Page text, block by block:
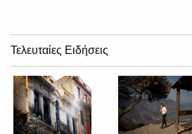
Τελευταίες Ειδήσεις